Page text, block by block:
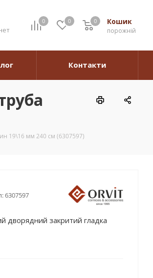
0 0 Кошик
0
порожній
0
Контакти
19\16 мм 240 см (6307597)
6307597
дворядний закритий гладка